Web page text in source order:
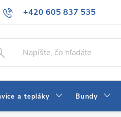
+420 605 837 535
info@jeans-shop.sk
Všeobecné obchodné podmienky
a tepláky Bundy